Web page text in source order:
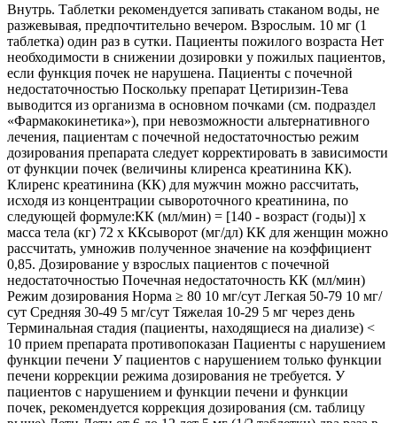
Внутрь. Таблетки рекомендуется запивать стаканом воды, не
разжевывая, предпочтительно вечером. Взрослым. 10 мг (1
таблетка) один раз в сутки. Пациенты пожилого возраста Нет
необходимости в снижении дозировки у пожилых пациентов,
если функция почек не нарушена. Пациенты с почечной
недостаточностью Поскольку препарат Цетиризин-Тева
выводится из организма в основном почками (см. подраздел
«Фармакокинетика»), при невозможности альтернативного
лечения, пациентам с почечной недостаточностью режим
дозирования препарата следует корректировать в зависимости
от функции почек (величины клиренса креатинина КК).
Клиренс креатинина (КК) для мужчин можно рассчитать,
исходя из концентрации сывороточного креатинина, по
следующей формуле:КК (мл/мин) = [140 - возраст (годы)] х
масса тела (кг) 72 х ККсыворот (мг/дл) КК для женщин можно
рассчитать, умножив полученное значение на коэффициент
0,85. Дозирование у взрослых пациентов с почечной
недостаточностью Почечная недостаточность КК (мл/мин)
Режим дозирования Норма ≥ 80 10 мг/сут Легкая 50-79 10 мг/
сут Средняя 30-49 5 мг/сут Тяжелая 10-29 5 мг через день
Терминальная стадия (пациенты, находящиеся на диализе) <
10 прием препарата противопоказан Пациенты с нарушением
функции печени У пациентов с нарушением только функции
печени коррекции режима дозирования не требуется. У
пациентов с нарушением и функции печени и функции
почек, рекомендуется коррекция дозирования (см. таблицу